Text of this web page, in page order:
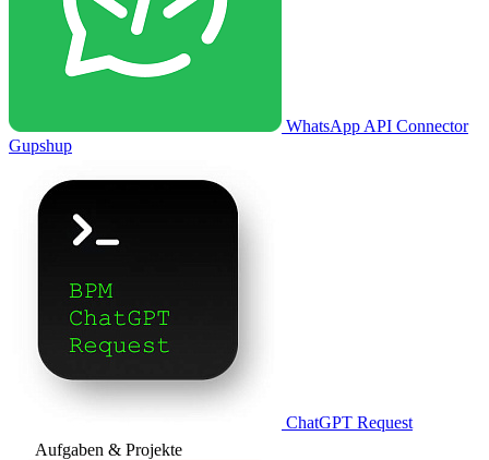
WhatsApp API Connector
Gupshup
ChatGPT Request
Aufgaben & Projekte